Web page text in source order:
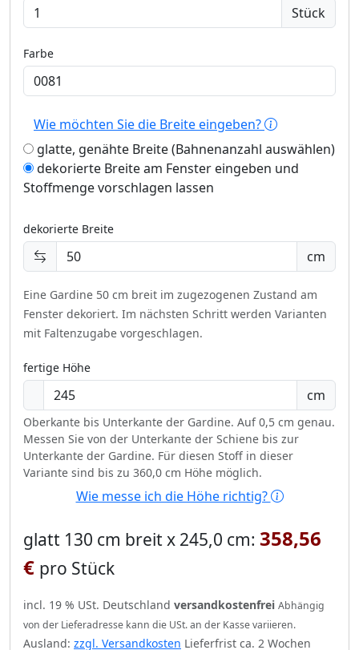
Stück
Farbe
Wie möchten Sie die Breite eingeben?
glatte, genähte Breite (Bahnenanzahl auswählen)
dekorierte Breite am Fenster eingeben und
Stoffmenge vorschlagen lassen
dekorierte Breite
cm
Eine Gardine 50 cm breit im zugezogenen Zustand am
Fenster dekoriert. Im nächsten Schritt werden Varianten
mit Faltenzugabe vorgeschlagen.
fertige Höhe
cm
Oberkante bis Unterkante der Gardine. Auf 0,5 cm genau.
Messen Sie von der Unterkante der Schiene bis zur
Unterkante der Gardine. Für diesen Stoff in dieser
Variante sind bis zu 360,0 cm Höhe möglich.
Wie messe ich die Höhe richtig?
glatt 130 cm breit x 245,0 cm: 358,56
€ pro Stück
incl. 19 % USt. Deutschland versandkostenfrei Abhängig
von der Lieferadresse kann die USt. an der Kasse variieren.
Ausland: zzgl. Versandkosten Lieferfrist ca. 2 Wochen